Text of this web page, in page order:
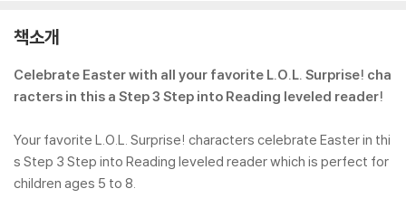
책소개
Celebrate Easter with all your favorite L.O.L. Surprise! cha
racters in this a Step 3 Step into Reading leveled reader!
Your favorite L.O.L. Surprise! characters celebrate Easter in thi
s Step 3 Step into Reading leveled reader which is perfect for
children ages 5 to 8.